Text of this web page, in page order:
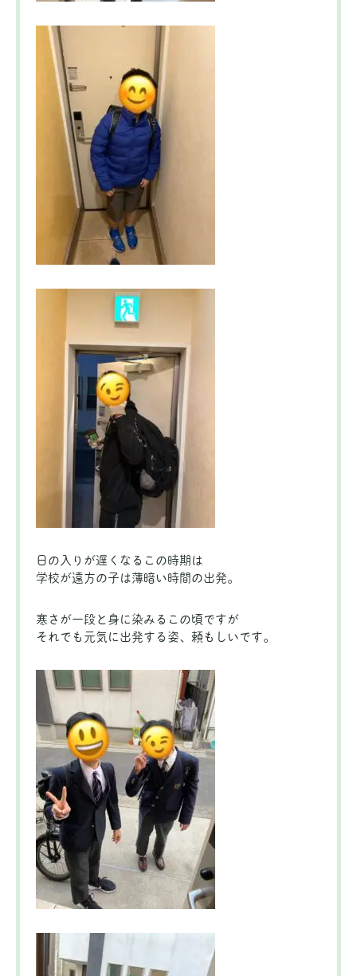
日の入りが遅くなるこの時期は
学校が遠方の子は薄暗い時間の出発。
寒さが一段と身に染みるこの頃ですが
それでも元気に出発する姿、頼もしいです。